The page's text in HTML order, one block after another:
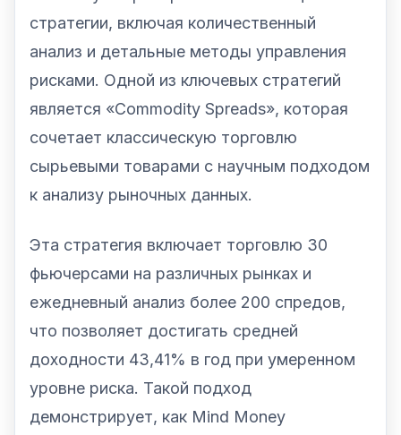
стратегии, включая количественный
анализ и детальные методы управления
рисками. Одной из ключевых стратегий
является «Commodity Spreads», которая
сочетает классическую торговлю
сырьевыми товарами с научным подходом
к анализу рыночных данных.
Эта стратегия включает торговлю 30
фьючерсами на различных рынках и
ежедневный анализ более 200 спредов,
что позволяет достигать средней
доходности 43,41% в год при умеренном
уровне риска. Такой подход
демонстрирует, как Mind Money